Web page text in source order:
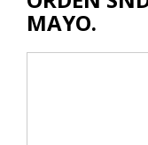
MAYO.